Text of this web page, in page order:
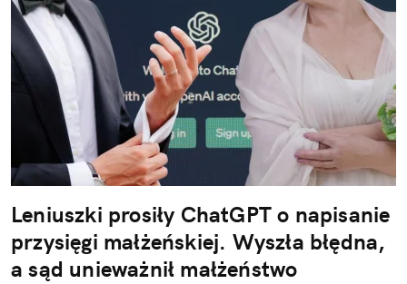
Leniuszki prosiły ChatGPT o napisanie
przysięgi małżeńskiej. Wyszła błędna,
a sąd unieważnił małżeństwo